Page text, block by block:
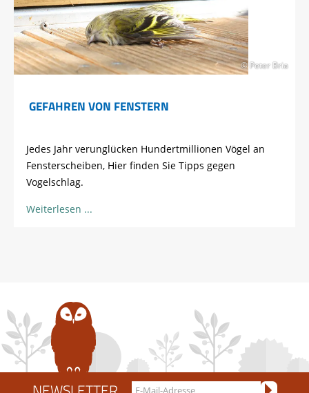
© Peter Bria
GEFAHREN VON FENSTERN
Jedes Jahr verunglücken Hundertmillionen Vögel an
Fensterscheiben, Hier finden Sie Tipps gegen
Vogelschlag.
Weiterlesen